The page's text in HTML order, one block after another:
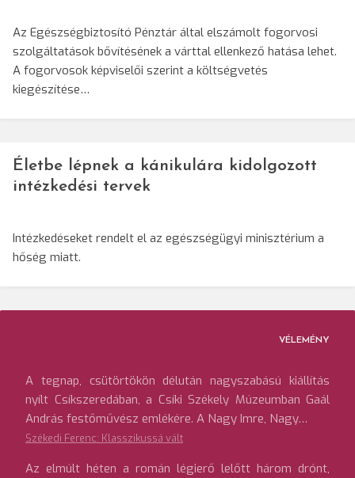
Az Egészségbiztosító Pénztár által elszámolt fogorvosi
szolgáltatások bővítésének a várttal ellenkező hatása lehet.
A fogorvosok képviselői szerint a költségvetés
kiegészítése…
Életbe lépnek a kánikulára kidolgozott
intézkedési tervek
Intézkedéseket rendelt el az egészségügyi minisztérium a
hőség miatt.
VÉLEMÉNY
A tegnap, csütörtökön délután nagyszabású kiállítás
nyílt Csíkszeredában, a Csíki Székely Múzeumban Gaál
András festőművész emlékére. A Nagy Imre, Nagy…
Székedi Ferenc: Klasszikussá vált
Az elmúlt héten a román légierő lelőtt három drónt,